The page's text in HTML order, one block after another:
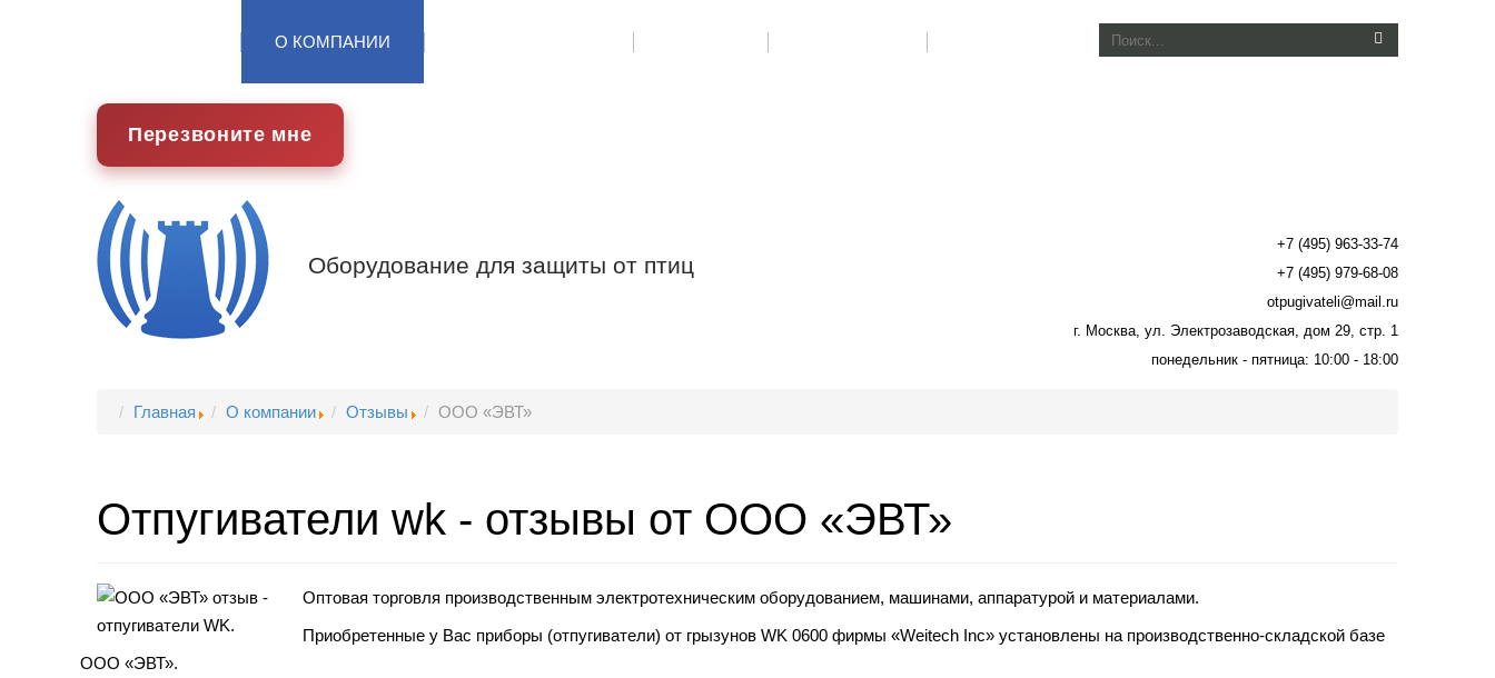
О КОМПАНИИ
Перезвоните мне
Оборудование для защиты от птиц
+7 (495) 963-33-74
+7 (495) 979-68-08
otpugivateli@mail.ru
г. Москва, ул. Электрозаводская, дом 29, стр. 1
понедельник - пятница: 10:00 - 18:00
Главная О компании Отзывы ООО «ЭВТ»
Отпугиватели wk - отзывы от ООО «ЭВТ»
Оптовая торговля производственным электротехническим оборудованием, машинами, аппаратурой и материалами.
Приобретенные у Вас приборы (отпугиватели) от грызунов WK 0600 фирмы «Weitech Inc» установлены на производственно-складской базе
ООО «ЭВТ».